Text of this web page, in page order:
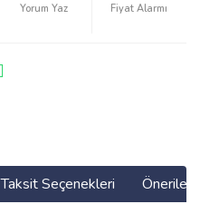
Yorum Yaz Fiyat Alarmı
Taksit Seçenekleri